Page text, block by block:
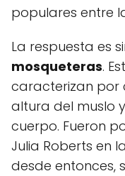
populares entre
La respuesta es
mosqueteras.
caracterizan por
altura del muslo
cuerpo. Fueron
Julia Roberts en
desde entonces,